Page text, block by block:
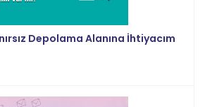
Depolama Alanına İhtiyacım